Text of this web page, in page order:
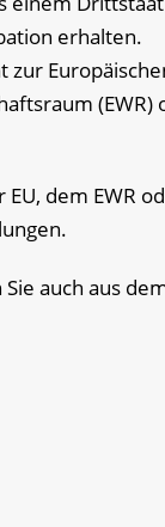
erhalten.
zur
(EWR)
dem EWR
auch aus